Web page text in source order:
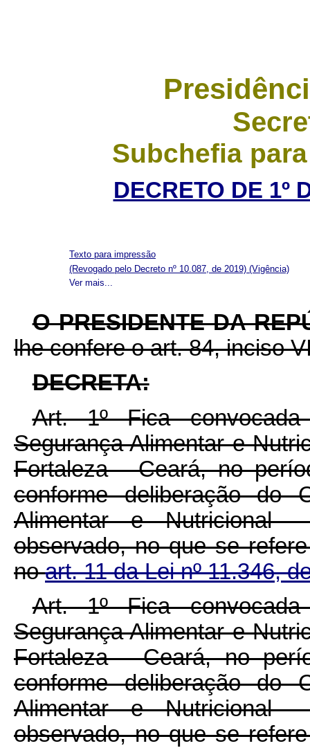
Subchefia
DECRETO DE 1º
Texto para impressão
Ver mais...
(Revogado pelo Decreto nº 10.087, de 2019) (Vigência)
O PRESIDENTE DA
lhe confere o art. 84, inciso
DECRETA:
Art. 1º Fica
Segurança Alimentar e
Fortaleza - Ceará, no
conforme deliberação do
Alimentar e Nutricional
observado, no que se
noart. 11 da Lei nº 11.346,
Art. 1º Fica
Segurança Alimentar e
Fortaleza - Ceará, no
conforme deliberação do
Alimentar e Nutricional
observado, no que se